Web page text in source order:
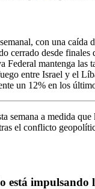
con una caída
cerrado desde
Federal mantenga
entre Israel y el
un 12% en los
semana a medida
el conflicto
está impulsando